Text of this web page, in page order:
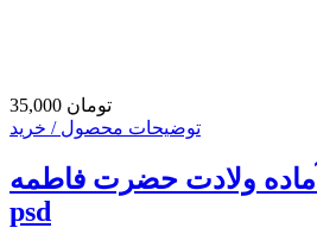
35,000 تومان
توضیحات محصول / خرید
آماده ولادت حضرت فاطمه
psd